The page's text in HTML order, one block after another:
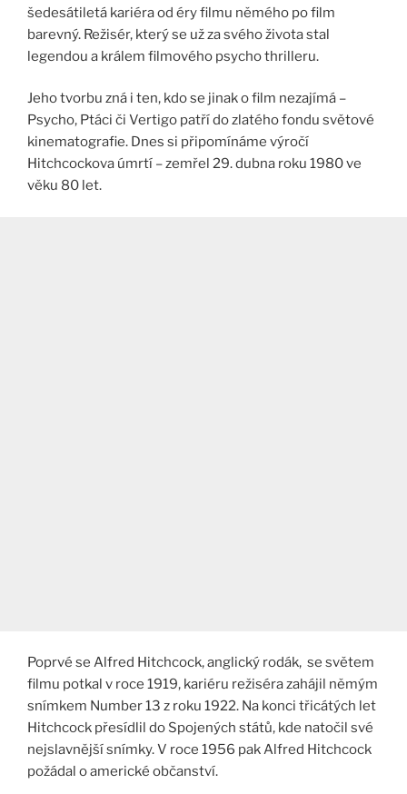
šedesátiletá kariéra od éry filmu němého po film
barevný. Režisér, který se už za svého života stal
legendou a králem filmového psycho thrilleru.
Jeho tvorbu zná i ten, kdo se jinak o film nezajímá –
Psycho, Ptáci či Vertigo patří do zlatého fondu světové
kinematografie. Dnes si připomínáme výročí
Hitchcockova úmrtí – zemřel 29. dubna roku 1980 ve
věku 80 let.
Poprvé se Alfred Hitchcock, anglický rodák, se světem
filmu potkal v roce 1919, kariéru režiséra zahájil němým
snímkem Number 13 z roku 1922. Na konci třicátých let
Hitchcock přesídlil do Spojených států, kde natočil své
nejslavnější snímky. V roce 1956 pak Alfred Hitchcock
požádal o americké občanství.